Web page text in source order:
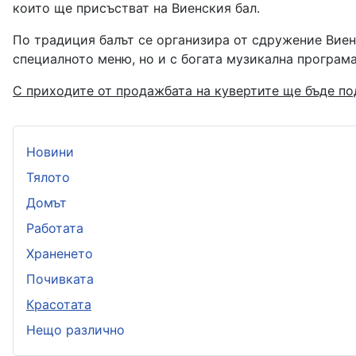
които ще присъстват на Виенския бал.
По традиция балът се организира от сдружение
специалното меню, но и с богата музикална
С приходите от продажбата на кувертите ще бъде
Новини
Тялото
Домът
Работата
Храненето
Почивката
Красотата
Нещо различно